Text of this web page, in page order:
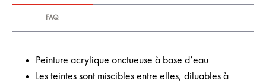
FAQ
Peinture acrylique onctueuse à base d’eau
Les teintes sont miscibles entre elles, diluables à